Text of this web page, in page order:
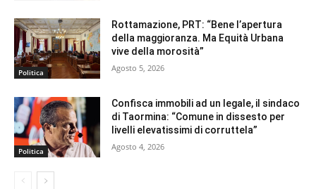
Politica
Rottamazione, PRT: “Bene l’apertura
della maggioranza. Ma Equità Urbana
vive della morosità”
Agosto 5, 2026
Politica
Confisca immobili ad un legale, il sindaco
di Taormina: “Comune in dissesto per
livelli elevatissimi di corruttela”
Agosto 4, 2026